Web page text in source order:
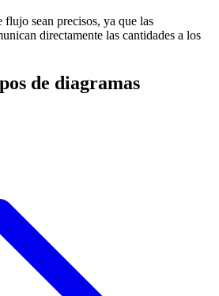
sean precisos, ya que las
directamente las cantidades a los
de diagramas